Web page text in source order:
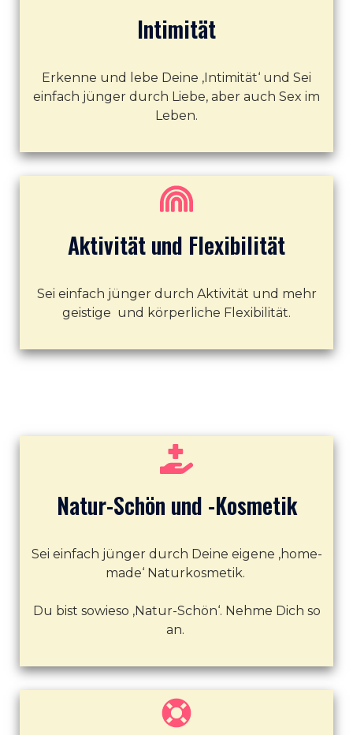
Intimität
Erkenne und lebe Deine ‚Intimität‘ und Sei
einfach jünger durch Liebe, aber auch Sex im
Leben.
Aktivität und Flexibilität
Sei einfach jünger durch Aktivität und mehr
geistige und körperliche Flexibilität.
Natur-Schön und -Kosmetik
Sei einfach jünger durch Deine eigene ‚home-
made‘ Naturkosmetik.
Du bist sowieso ‚Natur-Schön‘. Nehme Dich so
an.